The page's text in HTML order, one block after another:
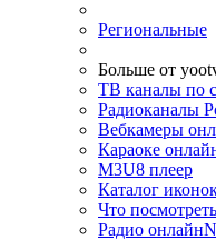
Региональные
Больше от
ТВ каналы по
Радиоканалы
Вебкамеры
Караоке
M3U8 плеер
Каталог
Что
Радио онлайн